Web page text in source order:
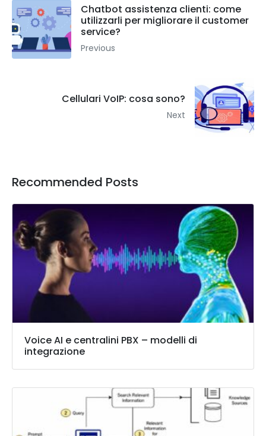
Chatbot assistenza clienti: come
utilizzarli per migliorare il customer
service?
Previous
Cellulari VoIP: cosa sono?
Next
Recommended Posts
Voice AI e centralini PBX – modelli di
integrazione